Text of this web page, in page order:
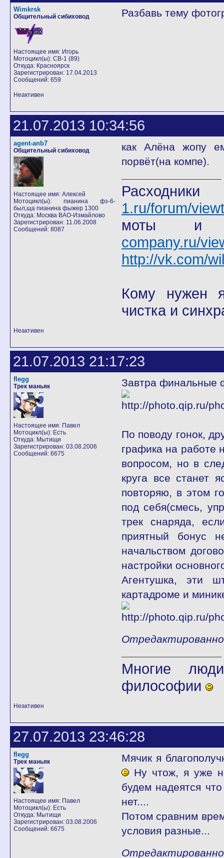
Wimkrsk
Общительный сибиховод
Настоящее имя: Игорь
Мотоцикл(ы): CB-1 (89)
Откуда: Красноярск
Зарегистрирован: 17.04.2013
Сообщений: 659
Разбавь тему
Неактивен
21.07.2013 10:34:56
agent-anb7
Общительный сибиховод
Настоящее имя: Алексей
Мотоцикл(ы): пианина фз-6-
был,ща пианина фыжер 1300
Откуда: Москва ВАО-Измайлово
Зарегистрирован: 11.06.2008
Сообщений: 8087
как Алёна жопу
порвёт(на компе).
1.ru/forum/
company.ru/
http://vk.com/
Кому нужен
чистка и
Неактивен
21.07.2013 21:17:23
flegg
Трек маньяк
Настоящее имя: Павел
Мотоцикл(ы): Есть
Откуда: Мытищи
Зарегистрирован: 03.08.2006
Сообщений: 6675
Завтра финальные
По поводу гонок,
графика на работе
вопросом, но в
круга все станет
повторяю, в этом
под себя(смесь,
трек снаряда,
приятный бонус
начальством
настройки
Агентушка, эти
картадроме и
Многие
философии
Неактивен
27.07.2013 23:46:28
flegg
Трек маньяк
Настоящее имя: Павел
Мотоцикл(ы): Есть
Откуда: Мытищи
Зарегистрирован: 03.08.2006
Сообщений: 6675
Мячик я
Ну чтож, я уже
будем надеятся
нет....
Потом сравним
условия разные...